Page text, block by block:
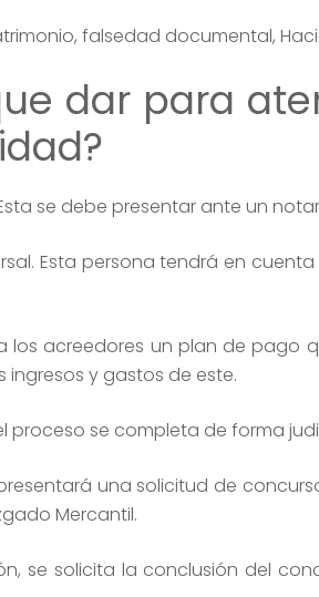
falsedad documental,
dar para
se debe presentar ante un
Esta persona tendrá en
los acreedores un plan de pago
y gastos de este.
proceso se completa de forma
una solicitud de
Mercantil.
se solicita la conclusión del